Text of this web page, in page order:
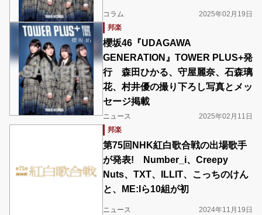
コラム
2025年02月19日
邦楽
櫻坂46『UDAGAWA
GENERATION』TOWER PLUS+発
行 森田ひかる、守屋麗奈、石森璃
花、村井優の撮り下ろし写真とメッ
セージ掲載
ニュース
2025年02月11日
邦楽
第75回NHK紅白歌合戦の出場歌手
が発表! Number_i、Creepy
Nuts、TXT、ILLIT、こっちのけん
と、ME:Iら10組が初
ニュース
2024年11月19日